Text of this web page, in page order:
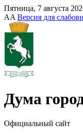
Пятница, 7 августа
AA Версия для
Дума
Официальный сайт